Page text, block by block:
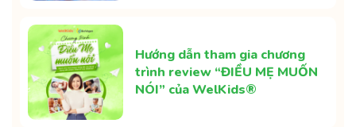
Hướng dẫn tham gia chương
trình review “ĐIỀU MẸ MUỐN
NÓI” của WelKids®